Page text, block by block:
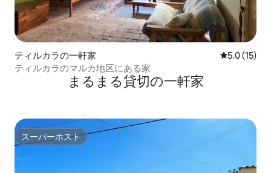
ティルカラの一軒家 レビュー15
5.0 (15)
ティルカラのマルカ地区にある家
まるまる貸切の一軒家
スーパーホスト
スーパーホスト